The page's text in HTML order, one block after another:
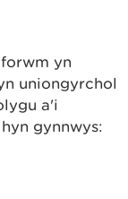
yn
uniongyrchol
a'i
gynnwys: